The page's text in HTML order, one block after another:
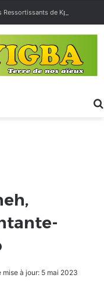
mise à jour: 5 mai 2023